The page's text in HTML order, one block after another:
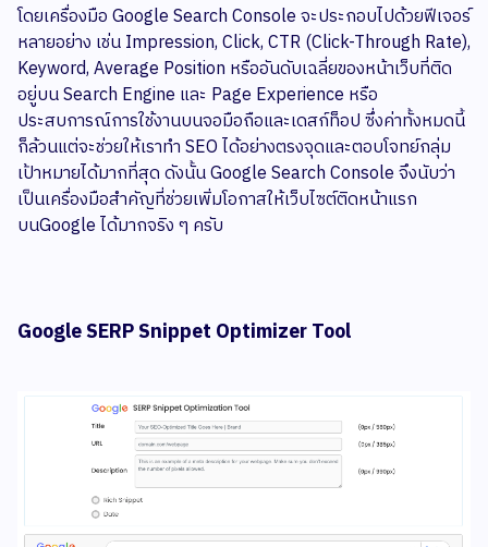
โดยเครื่องมือ Google Search Console จะประกอบไปด้วยฟีเจอร์
หลายอย่าง เช่น Impression, Click, CTR (Click-Through Rate),
Keyword, Average Position หรืออันดับเฉลี่ยของหน้าเว็บที่ติด
อยู่บน Search Engine และ Page Experience หรือ
ประสบการณ์การใช้งานบนจอมือถือและเดสก์ท็อป ซึ่งค่าทั้งหมดนี้
ก็ล้วนแต่จะช่วยให้เราทำ SEO ได้อย่างตรงจุดและตอบโจทย์กลุ่ม
เป้าหมายได้มากที่สุด ดังนั้น Google Search Console จึงนับว่า
เป็นเครื่องมือสำคัญที่ช่วยเพิ่มโอกาสให้เว็บไซต์ติดหน้าแรก
บนGoogle ได้มากจริง ๆ ครับ
Google SERP Snippet Optimizer Tool